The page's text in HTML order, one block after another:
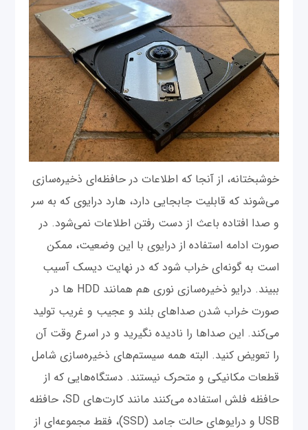
خوشبختانه، از آنجا که اطلاعات در حافظه‌ای ذخیره‌سازی
می‌شوند که قابلیت جابجایی دارد، هارد درایوی که به سر
و صدا افتاده باعث از دست رفتن اطلاعات نمی‌شود. در
صورت ادامه استفاده از درایوی با این وضعیت، ممکن
است به گونه‌ای خراب شود که در نهایت دیسک آسیب
ببیند. درایو ذخیره‌سازی نوری هم همانند HDD ها در
صورت خراب شدن صداهای بلند و عجیب و غریب تولید
می‌کند. این صداها را نادیده نگیرید و در اسرع وقت آن
را تعویض کنید. البته همه سیستم‌های ذخیره‌سازی شامل
قطعات مکانیکی و متحرک نیستند. دستگاه‌هایی که از
حافظه فلش استفاده می‌کنند مانند کارت‌های SD، حافظه
USB و درایوهای حالت جامد (SSD)، فقط مجموعه‌ای از